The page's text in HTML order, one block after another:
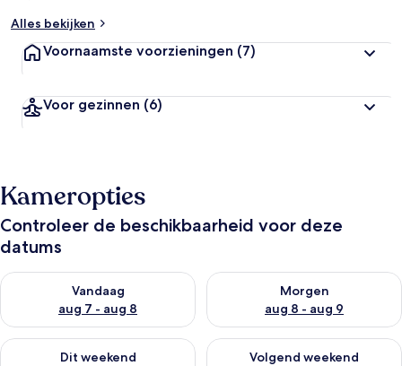
Alles bekijken
Voornaamste voorzieningen (7)
Voor gezinnen (6)
Kameropties
Controleer de beschikbaarheid voor deze
datums
Vandaag
aug 7 - aug 8
De beschikbaarheid controleren voor vanavond aug 7 - aug 8
Morgen
aug 8 - aug 9
De beschikbaarheid
Dit weekend
De beschikbaarheid controleren voor dit weekend aug 7 -
Volgend weekend
De beschikbaarheid